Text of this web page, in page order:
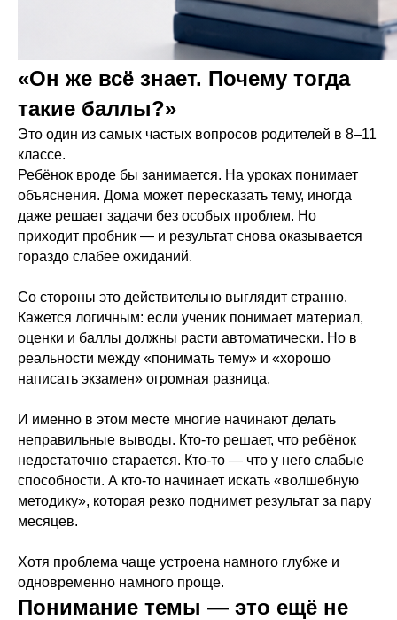
«Он же всё знает. Почему тогда
такие баллы?»
Это один из самых частых вопросов родителей в 8–11
классе.
Ребёнок вроде бы занимается. На уроках понимает
объяснения. Дома может пересказать тему, иногда
даже решает задачи без особых проблем. Но
приходит пробник — и результат снова оказывается
гораздо слабее ожиданий.
Со стороны это действительно выглядит странно.
Кажется логичным: если ученик понимает материал,
оценки и баллы должны расти автоматически. Но в
реальности между «понимать тему» и «хорошо
написать экзамен» огромная разница.
И именно в этом месте многие начинают делать
неправильные выводы. Кто-то решает, что ребёнок
недостаточно старается. Кто-то — что у него слабые
способности. А кто-то начинает искать «волшебную
методику», которая резко поднимет результат за пару
месяцев.
Хотя проблема чаще устроена намного глубже и
одновременно намного проще.
Понимание темы — это ещё не